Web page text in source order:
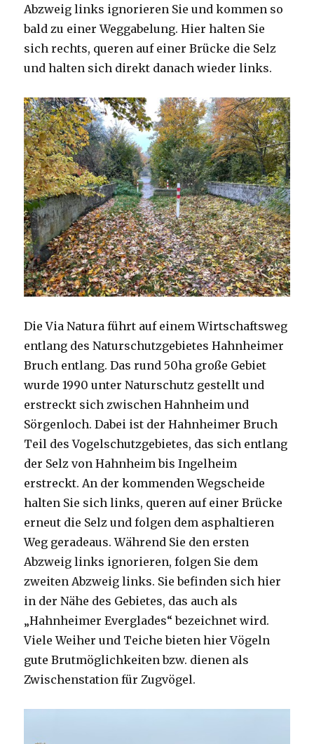
Abzweig links ignorieren Sie und kommen so
bald zu einer Weggabelung. Hier halten Sie
sich rechts, queren auf einer Brücke die Selz
und halten sich direkt danach wieder links.
Die Via Natura führt auf einem Wirtschaftsweg
entlang des Naturschutzgebietes Hahnheimer
Bruch entlang. Das rund 50ha große Gebiet
wurde 1990 unter Naturschutz gestellt und
erstreckt sich zwischen Hahnheim und
Sörgenloch. Dabei ist der Hahnheimer Bruch
Teil des Vogelschutzgebietes, das sich entlang
der Selz von Hahnheim bis Ingelheim
erstreckt. An der kommenden Wegscheide
halten Sie sich links, queren auf einer Brücke
erneut die Selz und folgen dem asphaltieren
Weg geradeaus. Während Sie den ersten
Abzweig links ignorieren, folgen Sie dem
zweiten Abzweig links. Sie befinden sich hier
in der Nähe des Gebietes, das auch als
„Hahnheimer Everglades“ bezeichnet wird.
Viele Weiher und Teiche bieten hier Vögeln
gute Brutmöglichkeiten bzw. dienen als
Zwischenstation für Zugvögel.